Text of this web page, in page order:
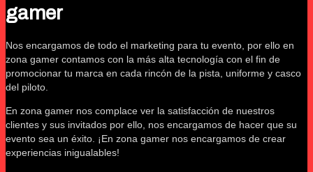
gamer
Nos encargamos de todo el marketing para tu evento, por ello en
zona gamer contamos con la más alta tecnología con el fin de
promocionar tu marca en cada rincón de la pista, uniforme y casco
del piloto.
En zona gamer nos complace ver la satisfacción de nuestros
clientes y sus invitados por ello, nos encargamos de hacer que su
evento sea un éxito. ¡En zona gamer nos encargamos de crear
experiencias inigualables!